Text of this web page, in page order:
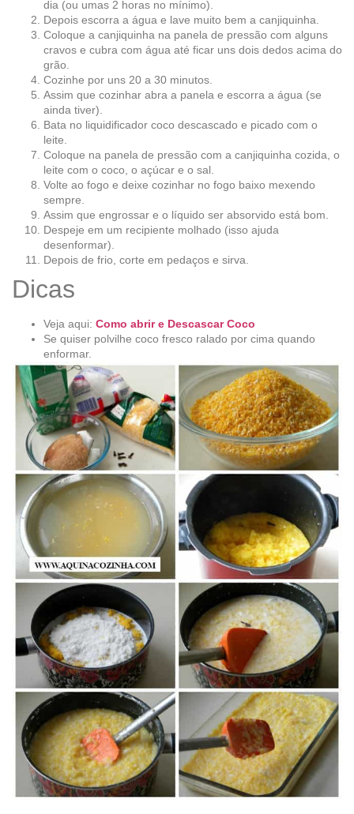
dia (ou umas 2 horas no mínimo).
Depois escorra a água e lave muito bem a canjiquinha.
Coloque a canjiquinha na panela de pressão com alguns
cravos e cubra com água até ficar uns dois dedos acima do
grão.
Cozinhe por uns 20 a 30 minutos.
Assim que cozinhar abra a panela e escorra a água (se
ainda tiver).
Bata no liquidificador coco descascado e picado com o
leite.
Coloque na panela de pressão com a canjiquinha cozida, o
leite com o coco, o açúcar e o sal.
Volte ao fogo e deixe cozinhar no fogo baixo mexendo
sempre.
Assim que engrossar e o líquido ser absorvido está bom.
Despeje em um recipiente molhado (isso ajuda
desenformar).
Depois de frio, corte em pedaços e sirva.
Dicas
Veja aqui: Como abrir e Descascar Coco
Se quiser polvilhe coco fresco ralado por cima quando
enformar.